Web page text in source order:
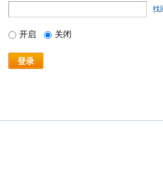
找
开启 关闭
登录